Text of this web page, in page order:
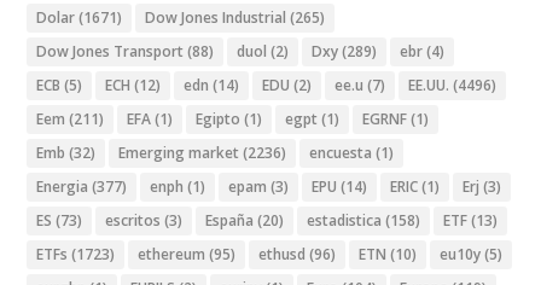
Dolar(1671) Dow Jones Industrial (265)
Dow Jones Transport (88) duol (2) Dxy(289) ebr(4)
ECB (5) ECH (12) edn (14) EDU (2) ee.u (7) EE.UU. (4496)
Eem (211) EFA(1) Egipto (1) egpt (1) EGRNF(1)
Emb (32) Emerging market (2236) encuesta (1)
Energia (377) enph (1) epam (3) EPU (14) ERIC(1) Erj (3)
ES (73) escritos (3) España (20) estadistica (158) ETF(13)
ETFs (1723) ethereum (95) ethusd (96) ETN (10) eu10y(5)